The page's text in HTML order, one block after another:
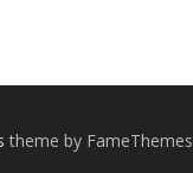
theme by FameThemes